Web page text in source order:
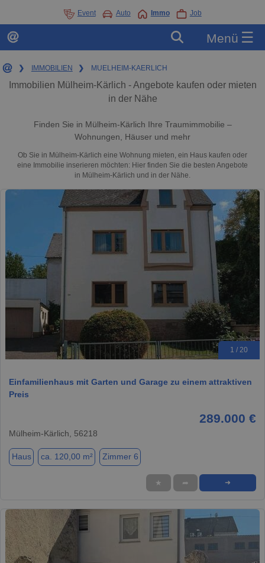
Event Auto Immo Job
Menü ☰
❯ IMMOBILIEN ❯ MUELHEIM-KAERLICH
Immobilien Mülheim-Kärlich - Angebote kaufen oder mieten
in der Nähe
Finden Sie in Mülheim-Kärlich Ihre Traumimmobilie –
Wohnungen, Häuser und mehr
Ob Sie in Mülheim-Kärlich eine Wohnung mieten, ein Haus kaufen oder
eine Immobilie inserieren möchten: Hier finden Sie die besten Angebote
in Mülheim-Kärlich und in der Nähe.
1 / 20
Einfamilienhaus mit Garten und Garage zu einem attraktiven
Preis
289.000 €
Mülheim-Kärlich, 56218
Haus ca. 120,00 m² Zimmer 6
★ ➦ ➜